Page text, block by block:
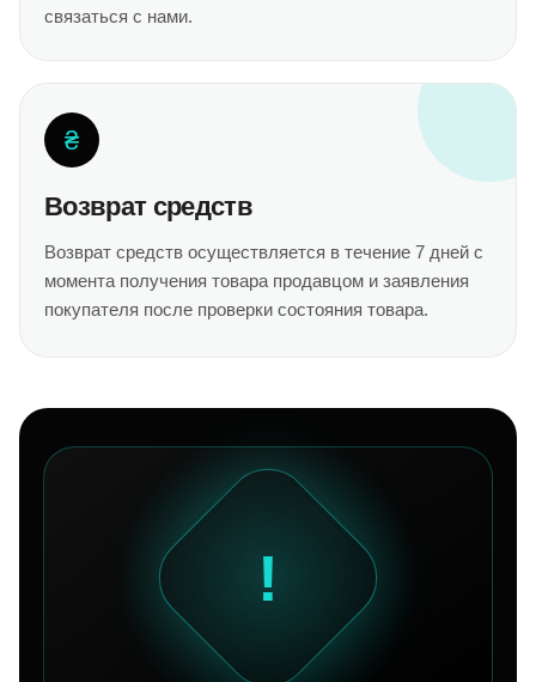
связаться с нами.
₴
Возврат средств
Возврат средств осуществляется в течение 7 дней с
момента получения товара продавцом и заявления
покупателя после проверки состояния товара.
!